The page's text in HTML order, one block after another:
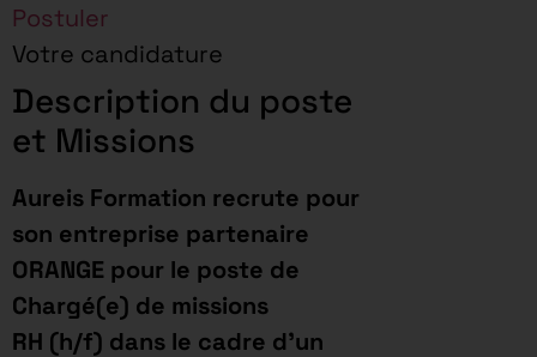
Postuler
Votre candidature
Description du poste
et Missions
Aureis Formation recrute pour
son entreprise partenaire
ORANGE pour le poste de
Chargé(e) de missions
RH (h/f) dans le cadre d’un